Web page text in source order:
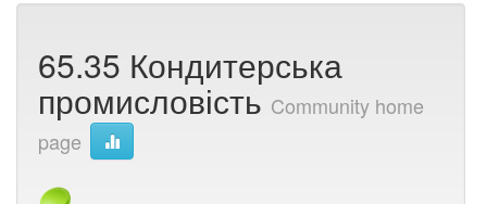
65.35 Кондитерська
промисловість Community home
page